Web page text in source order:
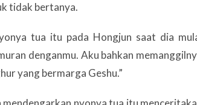
tidak bertanya.
tua itu pada Hongjun saat dia
denganmu. Aku bahkan
yang bermarga Geshu.”